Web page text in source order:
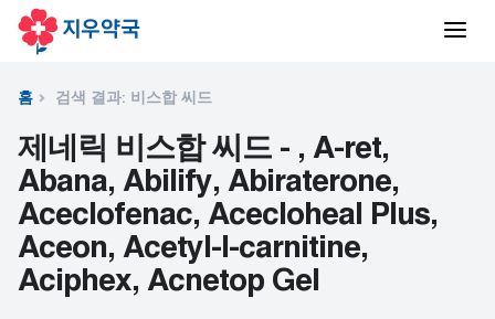
홈 검색 결과: 비스합 씨드
제네릭 비스합 씨드 - , A-ret,
Abana, Abilify, Abiraterone,
Aceclofenac, Acecloheal Plus,
Aceon, Acetyl-l-carnitine,
Aciphex, Acnetop Gel